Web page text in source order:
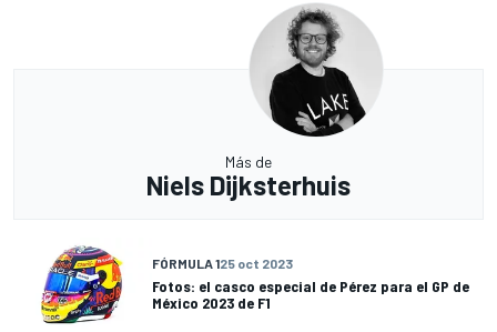
Más de
Niels Dijksterhuis
FÓRMULA 125 oct 2023
Fotos: el casco especial de Pérez para el GP de
México 2023 de F1